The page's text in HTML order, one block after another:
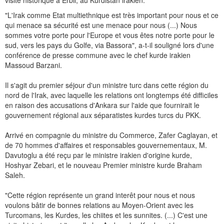
"L'Irak comme Etat multiethnique est très important pour nous et ce
qui menace sa sécurité est une menace pour nous (...) Nous
sommes votre porte pour l'Europe et vous êtes notre porte pour le
sud, vers les pays du Golfe, via Bassora", a-t-il souligné lors d'une
conférence de presse commune avec le chef kurde irakien
Massoud Barzani.
Il s'agit du premier séjour d'un ministre turc dans cette région du
nord de l'Irak, avec laquelle les relations ont longtemps été difficiles
en raison des accusations d'Ankara sur l'aide que fournirait le
gouvernement régional aux séparatistes kurdes turcs du PKK.
Arrivé en compagnie du ministre du Commerce, Zafer Caglayan, et
de 70 hommes d'affaires et responsables gouvernementaux, M.
Davutoglu a été reçu par le ministre irakien d'origine kurde,
Hoshyar Zebari, et le nouveau Premier ministre kurde Braham
Saleh.
"Cette région représente un grand interêt pour nous et nous
voulons bâtir de bonnes relations au Moyen-Orient avec les
Turcomans, les Kurdes, les chiites et les sunnites. (...) C'est une